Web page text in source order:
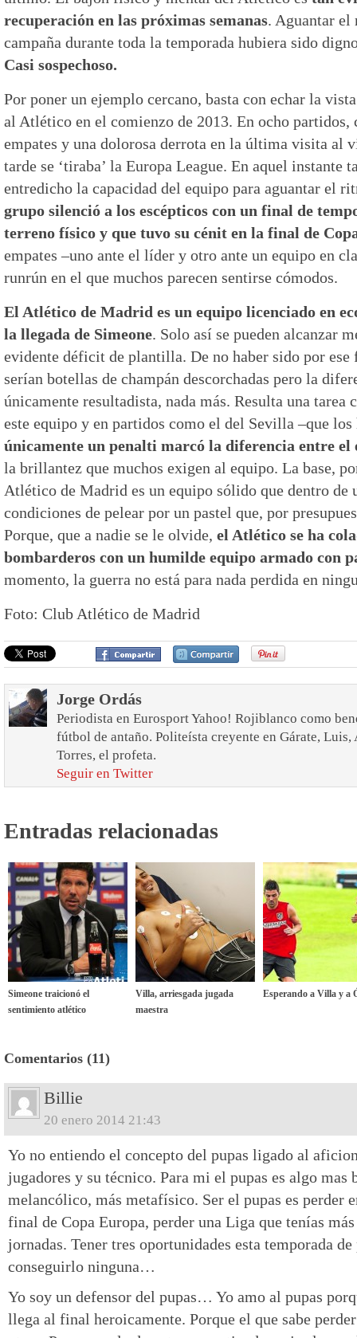
recuperación en las próximas semanas. Aguantar
campaña durante toda la temporada hubiera sido
Casi sospechoso.
Por poner un ejemplo cercano, basta con echar la
al Atlético en el comienzo de 2013. En ocho
empates y una dolorosa derrota en la última visita al
tarde se ‘tiraba’ la Europa League. En aquel instante
entredicho la capacidad del equipo para aguantar el
grupo silenció a los escépticos con un final de
terreno físico y que tuvo su cénit en la final de
empates –uno ante el líder y otro ante un equipo en
runrún en el que muchos parecen sentirse cómodos.
El Atlético de Madrid es un equipo licenciado en
la llegada de Simeone. Solo así se pueden alcanzar
evidente déficit de plantilla. De no haber sido por
serían botellas de champán descorchadas pero la
únicamente resultadista, nada más. Resulta una tarea
este equipo y en partidos como el del Sevilla –que
únicamente un penalti marcó la diferencia entre el
la brillantez que muchos exigen al equipo. La base,
Atlético de Madrid es un equipo sólido que dentro de
condiciones de pelear por un pastel que, por
Porque, que a nadie se le olvide, el Atlético se ha
bombarderos con un humilde equipo armado con
momento, la guerra no está para nada perdida en
Foto: Club Atlético de Madrid
Jorge Ordás
Periodista en Eurosport Yahoo! Rojiblanco como
fútbol de antaño. Politeísta creyente en Gárate,
Torres, el profeta.
Seguir en Twitter
Entradas relacionadas
Simeone traicionó el
sentimiento atlético
Villa, arriesgada jugada
maestra
Esperando a Villa y a
Comentarios (11)
Billie
20 enero 2014 21:43
Yo no entiendo el concepto del pupas ligado al
jugadores y su técnico. Para mi el pupas es algo
melancólico, más metafísico. Ser el pupas es perder
final de Copa Europa, perder una Liga que tenías
jornadas. Tener tres oportunidades esta temporada
conseguirlo ninguna…
Yo soy un defensor del pupas… Yo amo al pupas
llega al final heroicamente. Porque el que sabe